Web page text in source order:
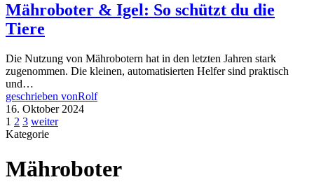
Mähroboter & Igel: So schützt du die
Tiere
Die Nutzung von Mährobotern hat in den letzten Jahren stark
zugenommen. Die kleinen, automatisierten Helfer sind praktisch
und…
geschrieben vonRolf
16. Oktober 2024
Seitennummerierung
der
Beiträge
1 2 3 weiter
Kategorie
Mähroboter